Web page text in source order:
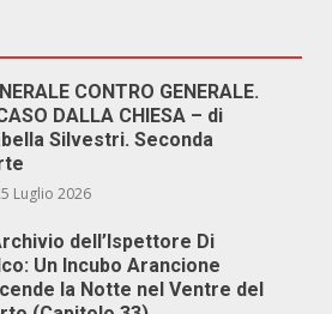
CONTRO GENERALE.
DALLA CHIESA – di
Silvestri. Seconda
Luglio 2026
dell’Ispettore Di
Un Incubo Arancione
la Notte nel Ventre del